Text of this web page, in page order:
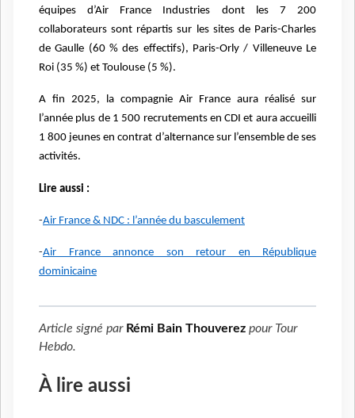
équipes d’Air France Industries dont les 7 200
collaborateurs sont répartis sur les sites de Paris-Charles
de Gaulle (60 % des effectifs), Paris-Orly / Villeneuve Le
Roi (35 %) et Toulouse (5 %).
A fin 2025, la compagnie Air France aura réalisé sur
l’année plus de 1 500 recrutements en CDI et aura accueilli
1 800 jeunes en contrat d’alternance sur l’ensemble de ses
activités.
Lire aussi :
-Air France & NDC : l’année du basculement
-Air France annonce son retour en République
dominicaine
Article signé par Rémi Bain Thouverez pour Tour
Hebdo.
À lire aussi